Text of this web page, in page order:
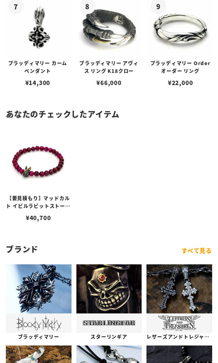
ブラッディマリー カーム
ペンダント
¥14,300
ブラッディマリー アヴィ
ス リング K18クロー
¥66,000
ブラッディマリー Order
オーダー リング
¥22,000
あなたのチェックしたアイテム
【要見積もり】マッドカル
ト イビルラビットストーン
ガーアイ w/ゴールドメル
¥40,700
ブランド すべて見る
ブラッディマリー スターリンギア レザーズアンドトレジャーズ